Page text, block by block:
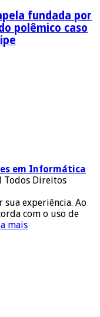
fundada por
polêmico caso
em Informática
Direitos
experiência. Ao
com o uso de
mais